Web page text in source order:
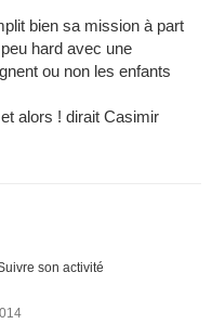
bien sa mission à part
hard avec une
ou non les enfants
alors ! dirait Casimir
son activité